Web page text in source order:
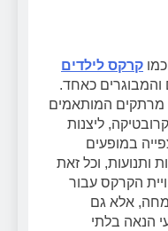
קרקס לילדים
והמבוגרים כאחד.
מרתקים המותאמים
ליצנות
במופעים
ותנועות, וכל זאת
הקרקס עבור
אלא גם
הנאה בלתי